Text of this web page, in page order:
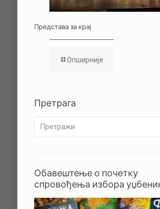
Представа за крај
Опширније
Претрага
Обавештење о почетку
спровођења избора